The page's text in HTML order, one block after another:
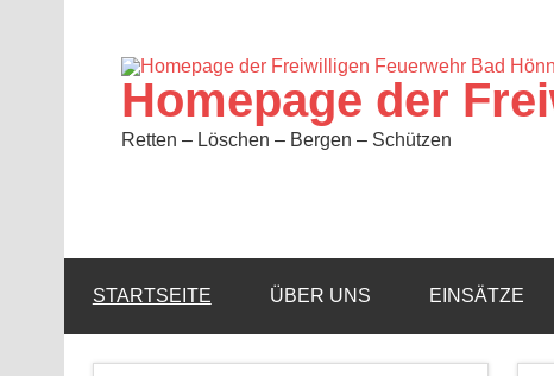
Homepage der
Retten – Löschen – Bergen – Schützen
STARTSEITE ÜBER UNS EINSÄTZE